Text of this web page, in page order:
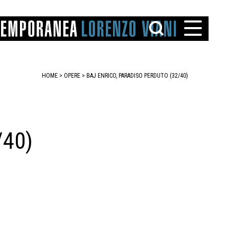
HOME > OPERE > BAJ ENRICO, PARADISO PERDUTO (32/40)